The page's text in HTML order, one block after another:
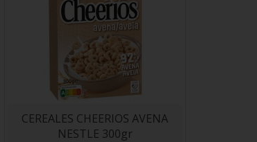
CEREALES CHEERIOS AVENA
NESTLE 300gr